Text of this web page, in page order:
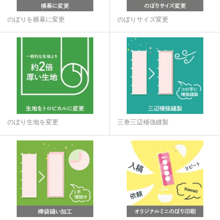
のぼりを横幕に変更 のぼりサイズ変更
のぼり生地を変更 三巻三辺補強縫製